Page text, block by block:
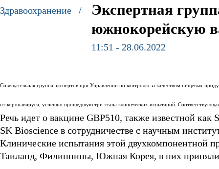
Здравоохранение /
Экспертная
южнокорейскую
11:51 - 28.06.2022
Совещательная группа экспертов при Управлении по контролю за качеством пищевых
от коронавируса, успешно прошедшую три этапа клинических испытаний.
Речь идет о вакцине GBP510, также известной
SK Bioscience в сотрудничестве с научным
Клинические испытания этой двухкомпонентной
Таиланд, Филиппины, Южная Корея, в них приняли